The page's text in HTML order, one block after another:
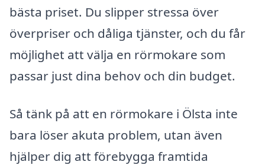
bästa priset. Du slipper stressa över
överpriser och dåliga tjänster, och du får
möjlighet att välja en rörmokare som
passar just dina behov och din budget.
Så tänk på att en rörmokare i Ölsta inte
bara löser akuta problem, utan även
hjälper dig att förebygga framtida